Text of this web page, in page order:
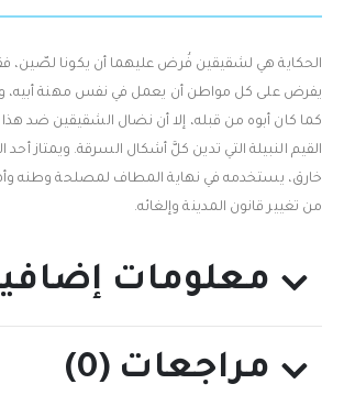
الحكاية هي لشقيقين فُرض عليهما أن يكونا لصّين،
يفرض على كل مواطن أن يعمل في نفس مهنة أبيه،
كما كان أبوه من قبله، إلا أن نضال الشقيقين ضد هذا
القيم النبيلة التي تدين كلَّ أشكال السرقة. ويمتاز أحد
خارق، يستخدمه في نهاية المطاف لمصلحة وطنه
من تغيير قانون المدينة وإلغائه.
معلومات
مراجعات (0)